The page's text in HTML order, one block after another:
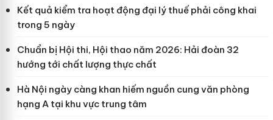
Kết quả kiểm tra hoạt động đại lý thuế phải công khai
trong 5 ngày
Chuẩn bị Hội thi, Hội thao năm 2026: Hải đoàn 32
hướng tới chất lượng thực chất
Hà Nội ngày càng khan hiếm nguồn cung văn phòng
hạng A tại khu vực trung tâm